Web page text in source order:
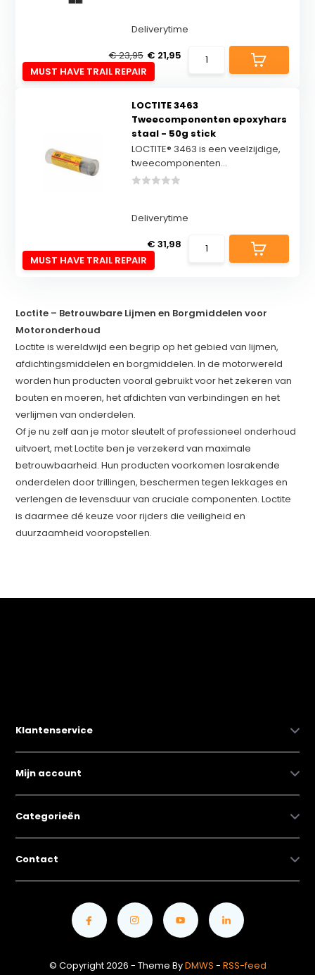
MUST HAVE TRAIL REPAIR
Deliverytime
€ 23,95 € 21,95
MUST HAVE TRAIL REPAIR
LOCTITE 3463
Tweecomponenten epoxyhars
staal - 50g stick
LOCTITE® 3463 is een veelzijdige,
tweecomponenten...
Deliverytime
€ 31,98
Loctite – Betrouwbare Lijmen en Borgmiddelen voor
Motoronderhoud
Loctite is wereldwijd een begrip op het gebied van lijmen,
afdichtingsmiddelen en borgmiddelen. In de motorwereld
worden hun producten vooral gebruikt voor het zekeren van
bouten en moeren, het afdichten van verbindingen en het
verlijmen van onderdelen.
Of je nu zelf aan je motor sleutelt of professioneel onderhoud
uitvoert, met Loctite ben je verzekerd van maximale
betrouwbaarheid. Hun producten voorkomen losrakende
onderdelen door trillingen, beschermen tegen lekkages en
verlengen de levensduur van cruciale componenten. Loctite
is daarmee dé keuze voor rijders die veiligheid en
duurzaamheid vooropstellen.
Klantenservice
Mijn account
Categorieën
Contact
© Copyright 2026 - Theme ByDMWS - RSS-feed